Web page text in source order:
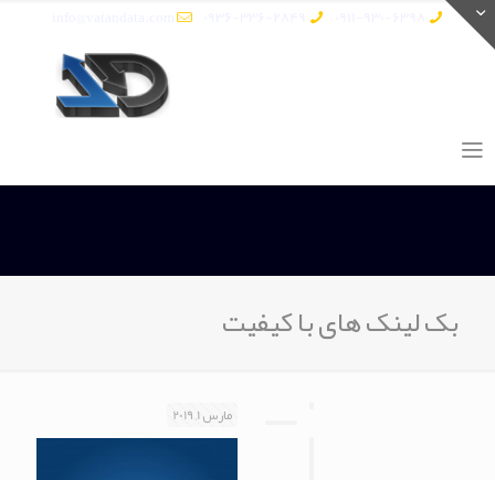
بک لینک های با کیفیت
مارس 1, 2019